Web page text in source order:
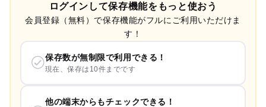
ログインして保存機能をもっと使おう
会員登録（無料）で保存機能がフルにご利用いただけま
す！
保存数が無制限で利用できる！
現在、保存は10件までです
他の端末からもチェックできる！